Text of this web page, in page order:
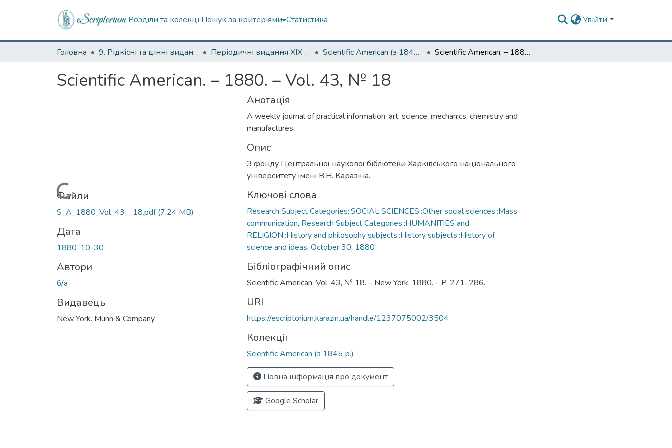
Розділи та колекціїПошук за критеріями Статистика Увійти
Головна 9. Рідкісні та цінні видання Періодичні видання ХІХ ст. Scientific American (з 1845 р.) Scientific American. – 1880. – Vol. 43, № 18
Scientific American. – 1880. – Vol. 43, № 18
Вантажиться...
Файли
S_A_1880_Vol_43__18.pdf(7,24 MB)
Дата
1880-10-30
Автори
б/а
Видавець
New York. Munn & Company
Анотація
A weekly journal of practical information, art, science, mechanics, chemistry and
manufactures.
Опис
З фонду Центральної наукової бібліотеки Харківського національного
університету імені В.Н. Каразіна.
Ключові слова
Research Subject Categories::SOCIAL SCIENCES::Other social sciences::Mass
communication, Research Subject Categories::HUMANITIES and
RELIGION::History and philosophy subjects::History subjects::History of
science and ideas, October 30, 1880
Бібліографічний опис
Scientific American. Vol. 43, № 18. – New York, 1880. – P. 271–286.
URI
https://escriptorium.karazin.ua/handle/1237075002/3504
Колекції
Scientific American (з 1845 р.)
Повна інформація про документ
Google Scholar